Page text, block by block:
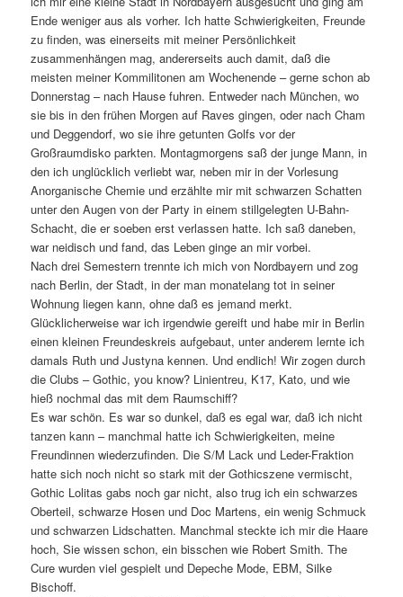
Ende weniger aus als vorher. Ich hatte Schwierigkeiten, Freunde
zu finden, was einerseits mit meiner Persönlichkeit
zusammenhängen mag, andererseits auch damit, daß die
meisten meiner Kommilitonen am Wochenende – gerne schon ab
Donnerstag – nach Hause fuhren. Entweder nach München, wo
sie bis in den frühen Morgen auf Raves gingen, oder nach Cham
und Deggendorf, wo sie ihre getunten Golfs vor der
Großraumdisko parkten. Montagmorgens saß der junge Mann, in
den ich unglücklich verliebt war, neben mir in der Vorlesung
Anorganische Chemie und erzählte mir mit schwarzen Schatten
unter den Augen von der Party in einem stillgelegten U-Bahn-
Schacht, die er soeben erst verlassen hatte. Ich saß daneben,
war neidisch und fand, das Leben ginge an mir vorbei.
Nach drei Semestern trennte ich mich von Nordbayern und zog
nach Berlin, der Stadt, in der man monatelang tot in seiner
Wohnung liegen kann, ohne daß es jemand merkt.
Glücklicherweise war ich irgendwie gereift und habe mir in Berlin
einen kleinen Freundeskreis aufgebaut, unter anderem lernte ich
damals Ruth und Justyna kennen. Und endlich! Wir zogen durch
die Clubs – Gothic, you know? Linientreu, K17, Kato, und wie
hieß nochmal das mit dem Raumschiff?
Es war schön. Es war so dunkel, daß es egal war, daß ich nicht
tanzen kann – manchmal hatte ich Schwierigkeiten, meine
Freundinnen wiederzufinden. Die S/M Lack und Leder-Fraktion
hatte sich noch nicht so stark mit der Gothicszene vermischt,
Gothic Lolitas gabs noch gar nicht, also trug ich ein schwarzes
Oberteil, schwarze Hosen und Doc Martens, ein wenig Schmuck
und schwarzen Lidschatten. Manchmal steckte ich mir die Haare
hoch, Sie wissen schon, ein bisschen wie Robert Smith. The
Cure wurden viel gespielt und Depeche Mode, EBM, Silke
Bischoff.